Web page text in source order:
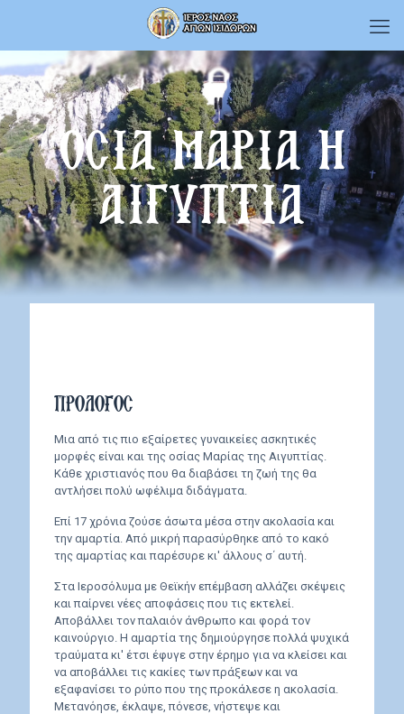
ΟΣΙΑ ΜΑΡΙΑ Η
ΑΙΓΥΠΤΙΑ
ΠΡΟΛΟΓΟΣ
Μια από τις πιο εξαίρετες γυναικείες ασκητικές
μορφές είναι και της οσίας Μαρίας της Αιγυπτίας.
Κάθε χριστιανός που θα διαβάσει τη ζωή της θα
αντλήσει πολύ ωφέλιμα διδάγματα.
Επί 17 χρόνια ζούσε άσωτα μέσα στην ακολασία και
την αμαρτία. Από μικρή παρασύρθηκε από το κακό
της αμαρτίας και παρέσυρε κι' άλλους σ΄ αυτή.
Στα Ιεροσόλυμα με Θεϊκήν επέμβαση αλλάζει σκέψεις
και παίρνει νέες αποφάσεις που τις εκτελεί.
Αποβάλλει τον παλαιόν άνθρωπο και φορά τον
καινούργιο. Η αμαρτία της δημιούργησε πολλά ψυχικά
τραύματα κι' έτσι έφυγε στην έρημο για να κλείσει και
να αποβάλλει τις κακίες των πράξεων και να
εξαφανίσει το ρύπο που της προκάλεσε η ακολασία.
Μετανόησε, έκλαψε, πόνεσε, νήστεψε και